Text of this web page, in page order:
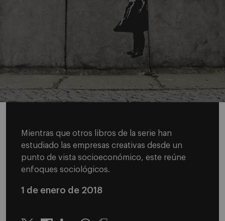
Mientras que otros libros de la serie han
estudiado las empresas creativas desde un
punto de vista socioeconómico, este reúne
enfoques sociológicos.
1 de enero de 2018